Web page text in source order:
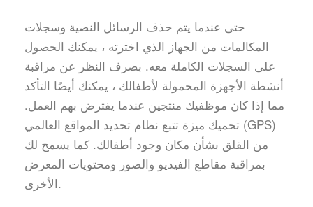
حتى عندما يتم حذف الرسائل النصية وسجلات
المكالمات من الجهاز الذي اخترته ، يمكنك الحصول
على السجلات الكاملة معه. بصرف النظر عن مراقبة
أنشطة الأجهزة المحمولة لأطفالك ، يمكنك أيضًا التأكد
مما إذا كان موظفيك منتجين عندما يفترض بهم العمل.
تحميك ميزة تتبع نظام تحديد المواقع العالمي (GPS)
من القلق بشأن مكان وجود أطفالك. كما يسمح لك
بمراقبة مقاطع الفيديو والصور ومحتويات المعرض
الأخرى.